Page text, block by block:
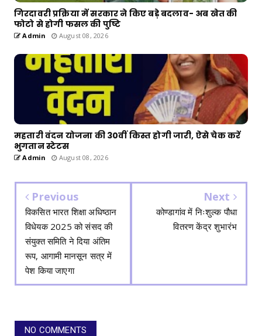
गिरदावरी प्रक्रिया में सरकार ने किए बड़े बदलाव- अब खेत की
फोटो से होगी फसल की पुष्टि
Admin August 08, 2026
महतारी वंदन योजना की 30वीं किस्त होगी जारी, ऐसे चेक करें
भुगतान स्टेटस
Admin August 08, 2026
Previous
विकसित भारत शिक्षा अधिष्ठान
विधेयक 2025 को संसद की
संयुक्त समिति ने दिया अंतिम
रूप, आगामी मानसून सत्र में
पेश किया जाएगा
Next
कोण्डागांव में निःशुल्क पौधा
वितरण केंद्र शुभारंभ
NO COMMENTS